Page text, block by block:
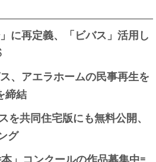
に再定義、「ビバス」活用し
、アエラホームの民事再生を
締結
を共同住宅版にも無料公開、
グ
」コンクールの作品募集中=